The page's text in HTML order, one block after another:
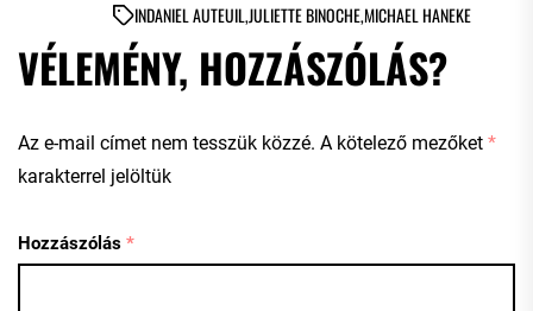
INDANIEL AUTEUIL,JULIETTE BINOCHE,MICHAEL HANEKE
VÉLEMÉNY, HOZZÁSZÓLÁS?
Az e-mail címet nem tesszük közzé. A kötelező mezőket *
karakterrel jelöltük
Hozzászólás *